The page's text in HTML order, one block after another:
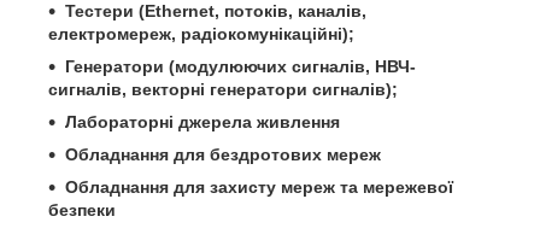
Тестери (Ethernet, потоків, каналів,
електромереж, радіокомунікаційні);
Генератори (модулюючих сигналів, НВЧ-
сигналів, векторні генератори сигналів);
Лабораторні джерела живлення
Обладнання для бездротових мереж
Обладнання для захисту мереж та мережевої
безпеки